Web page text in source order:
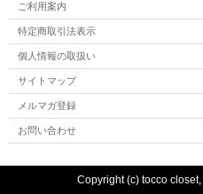
ご利用案内
特定商取引法表示
個人情報の取扱い
サイトマップ
メルマガ登録
お問い合わせ
Copyright (c) tocco